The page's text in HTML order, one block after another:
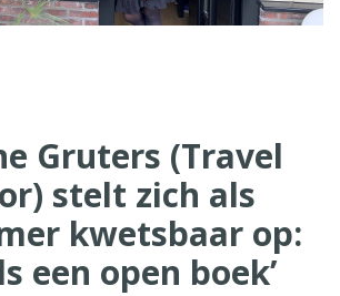
Gruters (Travel
stelt zich als
kwetsbaar op:
een open boek’